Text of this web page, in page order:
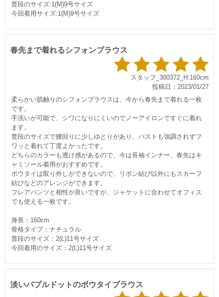
普段のサイズ:1(M)9号サイズ
今回着用サイズ:1(M)9号サイズ
春先まで着れるシフォンブラウス
スタッフ_300372_H:160cm
投稿日：2023/01/27
柔らかい肌触りのシフォンブラウスは、今から春先まで着れる一枚
です。
手洗いが可能で、シワになりにくいのでノーアイロンですぐに着れ
ます。
普段のサイズで腰回りに少しゆとりがあり、バストも強調されずフ
ワッと着れて丁度よかったです。
どちらのカラーも透け感があるので、今は長袖インナー、春先はキ
ャミソール着用がおすすめです。
ボウタイは取り外しができないので、リボン結び以外にもスカーフ
結びなどのアレンジができます。
フレアパンツと相性が良いですが、ジャケットに合わせてオフィス
でも使える一枚です。
身長：160cm
骨格タイプ：ナチュラル
普段のサイズ：2(L)11号サイズ
今回着用のサイズ：2(L)11号サイズ
淡いバブルドットのボウタイブラウス